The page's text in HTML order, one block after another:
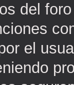
del
el